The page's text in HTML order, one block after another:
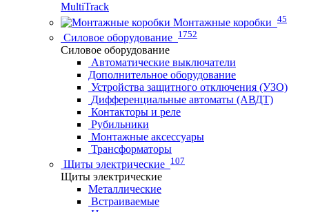
MultiTrack
Монтажные коробки 45
Силовое оборудование 1752
Силовое оборудование
Автоматические выключатели
Дополнительное оборудование
Устройства защитного отключения (УЗО)
Дифференциальные автоматы (АВДТ)
Контакторы и реле
Рубильники
Монтажные аксессуары
Трансформаторы
Щиты электрические 107
Щиты электрические
Металлические
Встраиваемые